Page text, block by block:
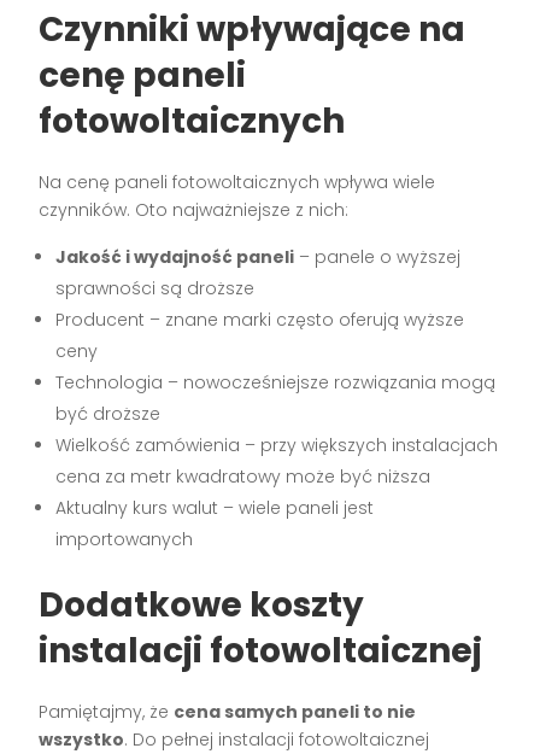
Czynniki wpływające na
cenę paneli
fotowoltaicznych
Na cenę paneli fotowoltaicznych wpływa wiele
czynników. Oto najważniejsze z nich:
Jakość i wydajność paneli – panele o wyższej
sprawności są droższe
Producent – znane marki często oferują wyższe
ceny
Technologia – nowocześniejsze rozwiązania mogą
być droższe
Wielkość zamówienia – przy większych instalacjach
cena za metr kwadratowy może być niższa
Aktualny kurs walut – wiele paneli jest
importowanych
Dodatkowe koszty
instalacji fotowoltaicznej
Pamiętajmy, że cena samych paneli to nie
wszystko. Do pełnej instalacji fotowoltaicznej